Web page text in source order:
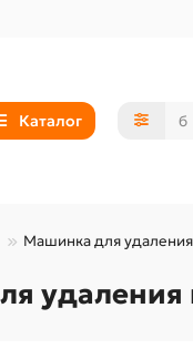
Каталог
Машинка для
удаления